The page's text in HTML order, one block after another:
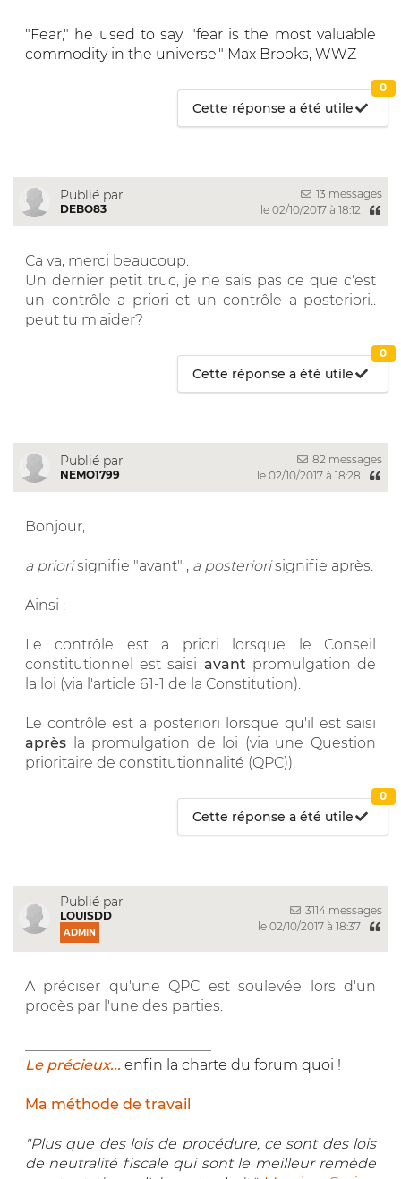
"Fear," he used to say, "fear is the most valuable
commodity in the universe." Max Brooks, WWZ
Cette réponse a été utile
0
Publié par
DEBO83
13 messages
le 02/10/2017 à 18:12
Ca va, merci beaucoup.
Un dernier petit truc, je ne sais pas ce que c'est
un contrôle a priori et un contrôle a posteriori..
peut tu m'aider?
Cette réponse a été utile
0
Publié par
NEMO1799
82 messages
le 02/10/2017 à 18:28
Bonjour,
a priorisignifie "avant" ; a posteriorisignifie après.
Ainsi :
Le contrôle est a priori lorsque le Conseil
constitutionnel est saisi avant promulgation de
la loi (via l'article 61-1 de la Constitution).
Le contrôle est a posteriori lorsque qu'il est saisi
après la promulgation de loi (via une Question
prioritaire de constitutionnalité (QPC)).
Cette réponse a été utile
0
Publié par
LOUISDD
ADMIN
3114 messages
le 02/10/2017 à 18:37
A préciser qu'une QPC est soulevée lors d'un
procès par l'une des parties.
Le précieux... enfin la charte du forum quoi !
Ma méthode de travail
"Plus que des lois de procédure, ce sont des lois
de neutralité fiscale qui sont le meilleur remède